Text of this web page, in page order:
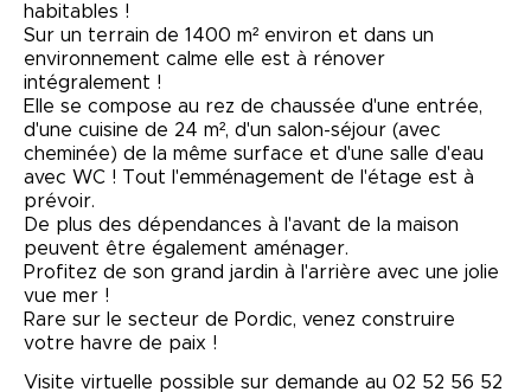
habitables !
Sur un terrain de 1400 m² environ et dans un
environnement calme elle est à rénover
intégralement !
Elle se compose au rez de chaussée d'une entrée,
d'une cuisine de 24 m², d'un salon-séjour (avec
cheminée) de la même surface et d'une salle d'eau
avec WC ! Tout l'emménagement de l'étage est à
prévoir.
De plus des dépendances à l'avant de la maison
peuvent être également aménager.
Profitez de son grand jardin à l'arrière avec une jolie
vue mer !
Rare sur le secteur de Pordic, venez construire
votre havre de paix !
Visite virtuelle possible sur demande au 02 52 56 52